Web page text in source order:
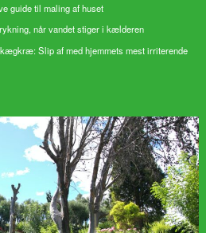
guide til maling af huset
når vandet stiger i kælderen
Slip af med hjemmets mest irriterende